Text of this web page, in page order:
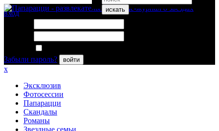
искать
вход
Забыли пароль?
войти
x
Эксклюзив
Фотосессии
Папарацци
Скандалы
Романы
Звездные семьи